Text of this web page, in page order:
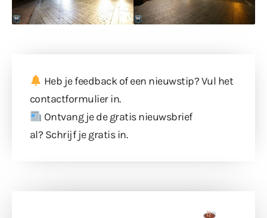
Heb je feedback of een nieuwstip? Vul het
contactformulierin.
Ontvang je de gratis nieuwsbrief
al? Schrijf je gratis in.